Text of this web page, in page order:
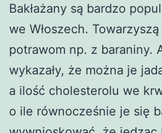
Bakłażany są bardzo
we Włoszech.
potrawom np. z baraniny.
wykazały, że można je
a ilość cholesterolu we
o ile równocześnie je się